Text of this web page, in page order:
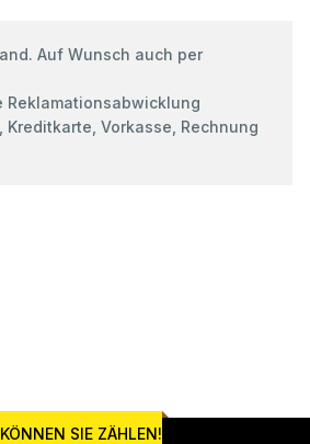
Auf Wunsch auch per
Reklamationsabwicklung
Kreditkarte, Vorkasse, Rechnung
SIE ZÄHLEN!